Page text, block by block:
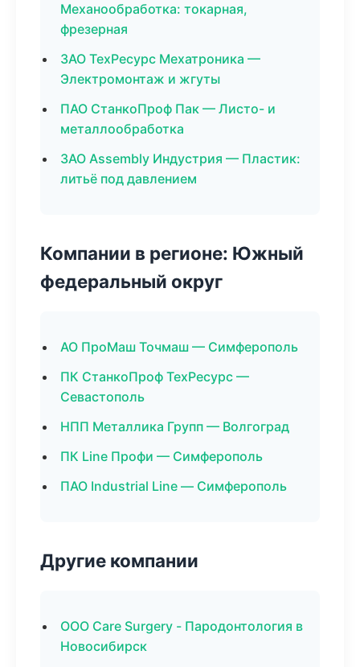
Механообработка: токарная,
фрезерная
ЗАО ТехРесурс Мехатроника —
Электромонтаж и жгуты
ПАО СтанкоПроф Пак — Листо- и
металлообработка
ЗАО Assembly Индустрия — Пластик:
литьё под давлением
Компании в регионе: Южный
федеральный округ
АО ПроМаш Точмаш — Симферополь
ПК СтанкоПроф ТехРесурс —
Севастополь
НПП Металлика Групп — Волгоград
ПК Line Профи — Симферополь
ПАО Industrial Line — Симферополь
Другие компании
ООО Care Surgery - Пародонтология в
Новосибирск